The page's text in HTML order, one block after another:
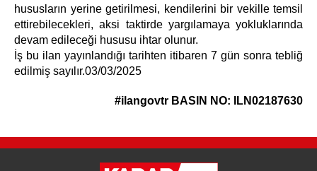
hususların yerine getirilmesi, kendilerini bir vekille temsil
ettirebilecekleri, aksi taktirde yargılamaya yokluklarında
devam edileceği hususu ihtar olunur.
İş bu ilan yayınlandığı tarihten itibaren 7 gün sonra tebliğ
edilmiş sayılır.03/03/2025
#ilangovtr BASIN NO: ILN02187630